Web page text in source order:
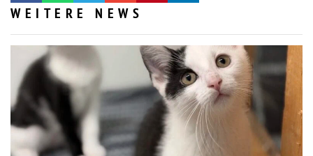
WEITERE NEWS